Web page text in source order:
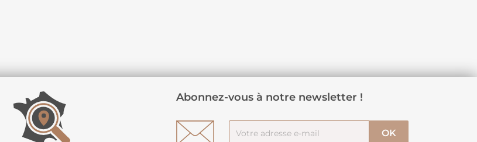
Abonnez-vous à notre newsletter !